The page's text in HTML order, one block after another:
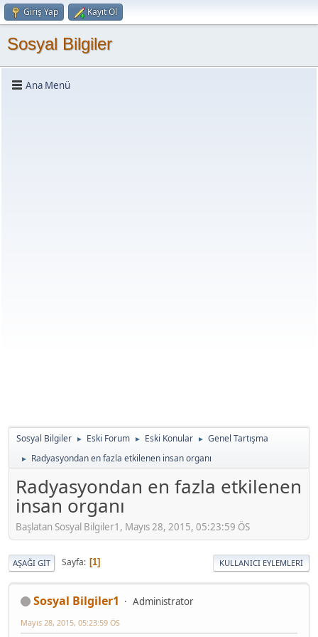
Giriş Yap Kayıt Ol
Sosyal Bilgiler
Ana Menü
Sosyal Bilgiler ► Eski Forum ► Eski Konular ► Genel Tartışma
► Radyasyondan en fazla etkilenen insan organı
Radyasyondan en fazla etkilenen
insan organı
Başlatan Sosyal Bilgiler1, Mayıs 28, 2015, 05:23:59 ÖS
AŞAĞI GIT Sayfa 1 KULLANICI EYLEMLERI
Sosyal Bilgiler1 Administrator
Mayıs 28, 2015, 05:23:59 ÖS